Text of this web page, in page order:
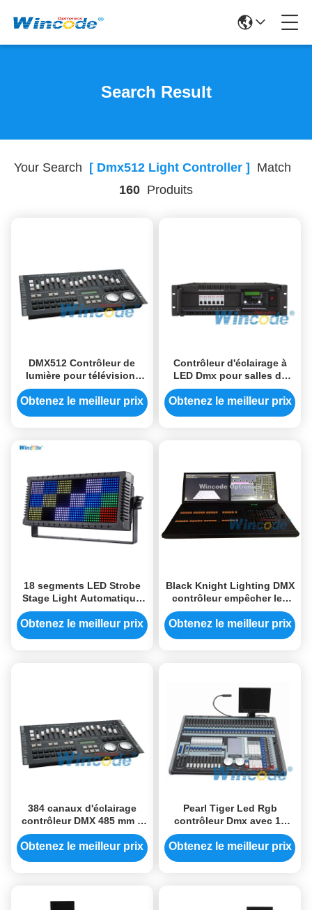
Search Result
Your Search [ Dmx512 Light Controller ]
Match
160 Produits
DMX512 Contrôleur de
lumière pour télévision,
Contrôleur LED RGB
Obtenez le meilleur prix
Contrôleur d'éclairage à
LED Dmx pour salles de
danse
Obtenez le meilleur prix
18 segments LED Strobe
Stage Light Automatique
DMX512 Pixel Control
Lighting RDM RGB 3 en 1
Couleur Flash Light pour
Obtenez le meilleur prix
Black Knight Lighting DMX
contrôleur empêcher les
fuites de lumière avec des
boutons mécaniques
Obtenez le meilleur prix
384 canaux d'éclairage
contrôleur DMX 485 mm x
267 mm x 85 mm contrôleur
Pearl
Obtenez le meilleur prix
Pearl Tiger Led Rgb
contrôleur Dmx avec 10
groupes de lecture facile à
utiliser
Obtenez le meilleur prix